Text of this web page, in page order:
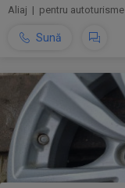
Aliaj | pentru
Sună